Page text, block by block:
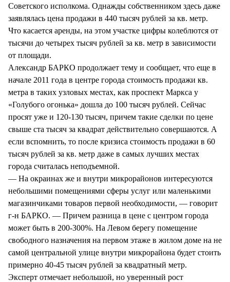
Советского исполкома. Однажды собственником здесь даже
заявлялась цена продажи в 440 тысяч рублей за кв. метр.
Что касается аренды, на этом участке цифры колеблются от
тысячи до четырех тысяч рублей за кв. метр в зависимости
от площади.
Александр БАРКО продолжает тему и сообщает, что еще в
начале 2011 года в центре города стоимость продажи кв.
метра в таких узловых местах, как проспект Маркса у
«Голубого огонька» дошла до 100 тысяч рублей. Сейчас
просят уже и 120-130 тысяч, причем такие сделки по цене
свыше ста тысяч за квадрат действительно совершаются. А
если вспомнить, то после кризиса стоимость продажи в 60
тысяч рублей за кв. метр даже в самых лучших местах
города считалась неподъемной.
— На окраинах же и внутри микрорайонов интересуются
небольшими помещениями сферы услуг или маленькими
магазинчиками товаров первой необходимости, — говорит
г-н БАРКО. — Причем разница в цене с центром города
может быть в 200-300%. На Левом берегу помещение
свободного назначения на первом этаже в жилом доме на не
самой центральной улице внутри микрорайона будет стоить
примерно 40-45 тысяч рублей за квадратный метр.
Эксперт отмечает небольшой, но уверенный рост